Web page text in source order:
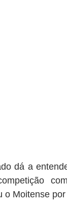
dá a
o Moitense